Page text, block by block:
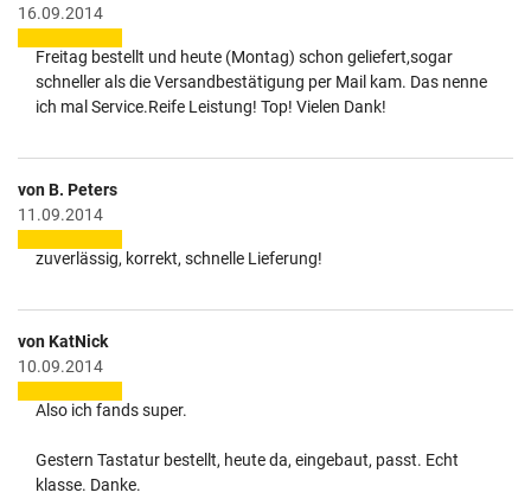
16.09.2014
Freitag bestellt und heute (Montag) schon geliefert,sogar
schneller als die Versandbestätigung per Mail kam. Das nenne
ich mal Service.Reife Leistung! Top! Vielen Dank!
von B. Peters
11.09.2014
zuverlässig, korrekt, schnelle Lieferung!
von KatNick
10.09.2014
Also ich fands super.
Gestern Tastatur bestellt, heute da, eingebaut, passt. Echt
klasse. Danke.